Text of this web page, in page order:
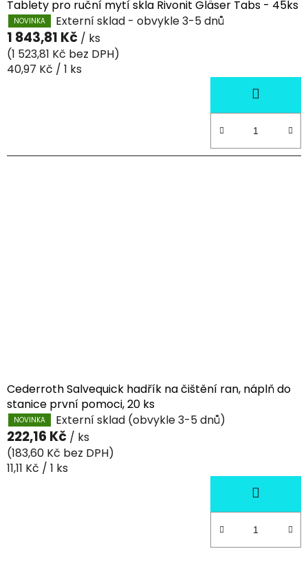
Tablety pro ruční mytí skla Rivonit Gläser Tabs - 45ks
NOVINKA Externí sklad - obvykle 3-5 dnů
1 843,81 Kč / ks
(1 523,81 Kč bez DPH)
Měrná
40,97 Kč / 1 ks
Cederroth Salvequick hadřík na čištění ran, náplň do
stanice první pomoci, 20 ks
NOVINKA Externí sklad (obvykle 3-5 dnů)
222,16 Kč / ks
(183,60 Kč bez DPH)
Měrná
11,11 Kč / 1 ks